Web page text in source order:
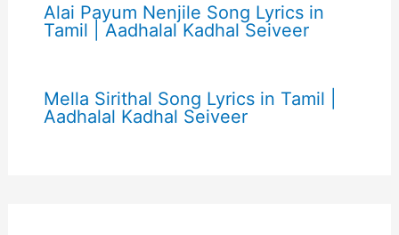
Alai Payum Nenjile Song Lyrics in
Tamil | Aadhalal Kadhal Seiveer
Mella Sirithal Song Lyrics in Tamil |
Aadhalal Kadhal Seiveer